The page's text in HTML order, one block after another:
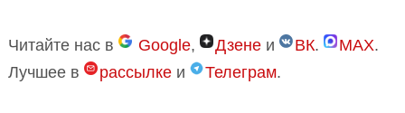
Читайте нас в Google, Дзене и ВК. MAX.
Лучшее в
рассылке и Телеграм.